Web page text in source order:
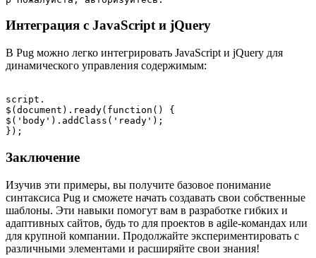
Интеграция с JavaScript и jQuery
В Pug можно легко интегрировать JavaScript и jQuery для
динамического управления содержимым:
script.
$(document).ready(function() {
$('body').addClass('ready');
Заключение
Изучив эти примеры, вы получите базовое понимание
синтаксиса Pug и сможете начать создавать свои собственные
шаблоны. Эти навыки помогут вам в разработке гибких и
адаптивных сайтов, будь то для проектов в agile-командах или
для крупной компании. Продолжайте экспериментировать с
различными элементами и расширяйте свои знания!